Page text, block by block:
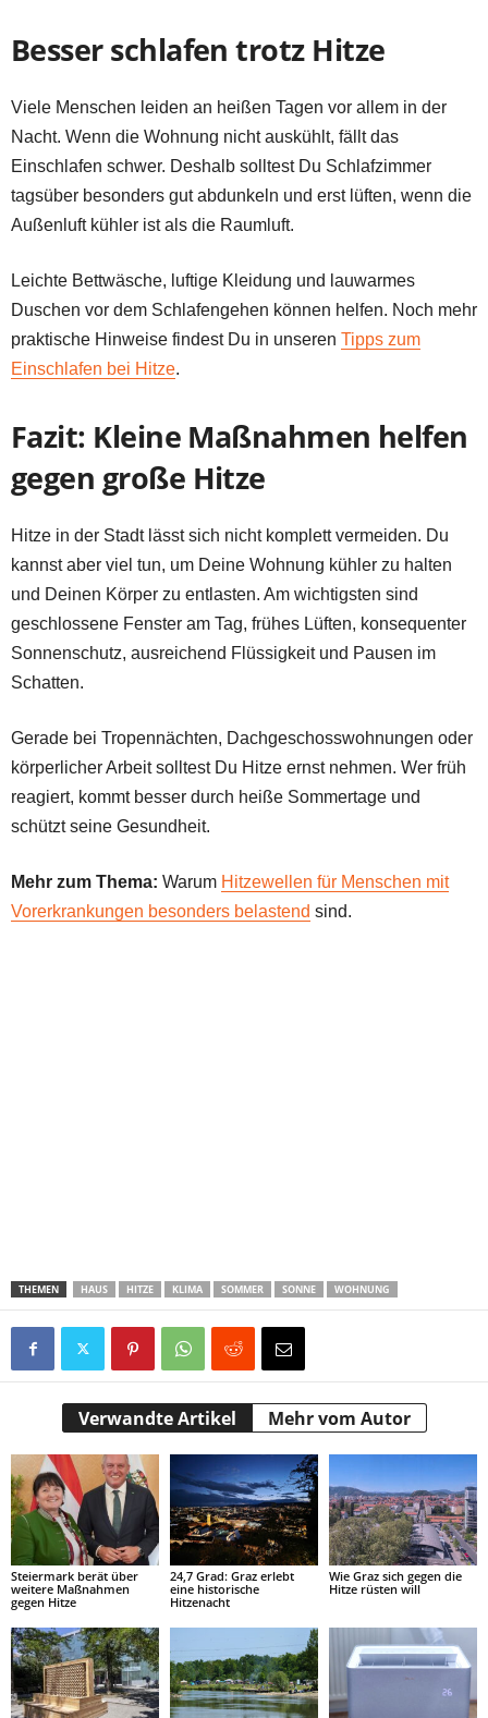
Besser schlafen trotz Hitze
Viele Menschen leiden an heißen Tagen vor allem in der
Nacht. Wenn die Wohnung nicht auskühlt, fällt das
Einschlafen schwer. Deshalb solltest Du Schlafzimmer
tagsüber besonders gut abdunkeln und erst lüften, wenn die
Außenluft kühler ist als die Raumluft.
Leichte Bettwäsche, luftige Kleidung und lauwarmes
Duschen vor dem Schlafengehen können helfen. Noch mehr
praktische Hinweise findest Du in unseren Tipps zum
Einschlafen bei Hitze.
Fazit: Kleine Maßnahmen helfen
gegen große Hitze
Hitze in der Stadt lässt sich nicht komplett vermeiden. Du
kannst aber viel tun, um Deine Wohnung kühler zu halten
und Deinen Körper zu entlasten. Am wichtigsten sind
geschlossene Fenster am Tag, frühes Lüften, konsequenter
Sonnenschutz, ausreichend Flüssigkeit und Pausen im
Schatten.
Gerade bei Tropennächten, Dachgeschosswohnungen oder
körperlicher Arbeit solltest Du Hitze ernst nehmen. Wer früh
reagiert, kommt besser durch heiße Sommertage und
schützt seine Gesundheit.
Mehr zum Thema: Warum Hitzewellen für Menschen mit
Vorerkrankungen besonders belastend sind.
THEMEN HAUS HITZE KLIMA SOMMER SONNE WOHNUNG
Verwandte Artikel Mehr vom Autor
Steiermark berät über
weitere Maßnahmen
gegen Hitze
24,7 Grad: Graz erlebt
eine historische
Hitzenacht
Wie Graz sich gegen die
Hitze rüsten will